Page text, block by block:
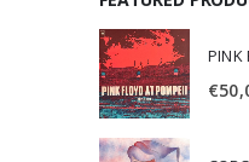
PINK
€